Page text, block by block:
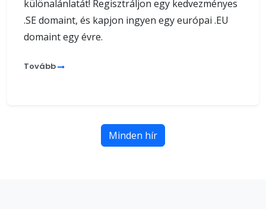
különalánlatát! Regisztráljon egy kedvezményes
.SE domaint, és kapjon ingyen egy európai .EU
domaint egy évre.
Tovább
Minden hír